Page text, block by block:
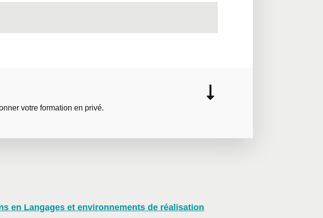
votre formation en privé.
dans vos bureaux ou à distance en mode virtuel, nous
en Langages et environnements de réalisation